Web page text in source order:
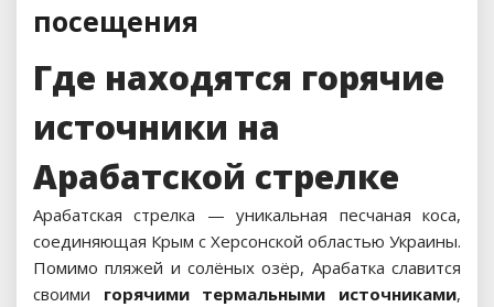
посещения
Где находятся горячие
источники на
Арабатской стрелке
Арабатская стрелка — уникальная песчаная коса,
соединяющая Крым с Херсонской областью Украины.
Помимо пляжей и солёных озёр, Арабатка славится
своими горячими термальными источниками,